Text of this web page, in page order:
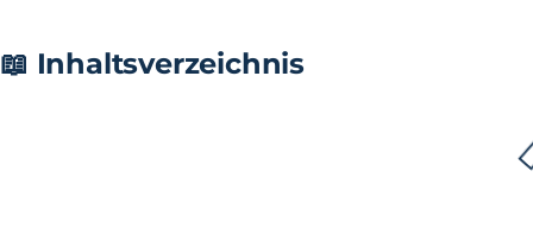
📖 Inhaltsverzeichnis